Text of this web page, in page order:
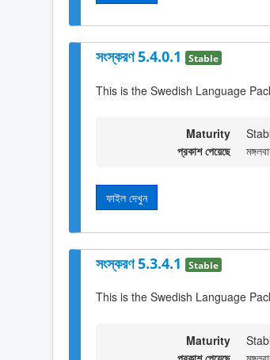
সংস্করণ 5.4.0.1 Stable
This is the Swedish Language
Maturity
প্রকাশ পেয়েছে
ফাইল দেখুন
সংস্করণ 5.3.4.1 Stable
This is the Swedish Language
Maturity